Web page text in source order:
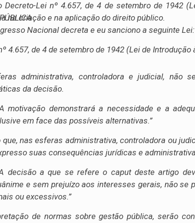
Decreto-Lei nº 4.657, de 4 de setembro de 1942
na criação e na aplicação do direito público.
Nacional decreta e eu sanciono a seguinte Lei:
4.657, de 4 de setembro de 1942 (Lei de
administrativa, controladora e judicial,
da decisão.
motivação demonstrará a necessidade e a
em face das possíveis alternativas.”
que, nas esferas administrativa, controladora ou
suas consequências jurídicas e
decisão a que se refere o caput deste artigo
e sem prejuízo aos interesses gerais, não
ou excessivos.”
de normas sobre gestão pública, serão